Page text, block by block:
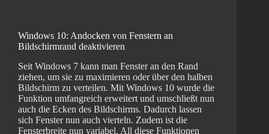
Windows 10: Andocken von Fenstern an
Bildschirmrand deaktivieren
Seit Windows 7 kann man Fenster an den Rand
ziehen, um sie zu maximieren oder über den halben
Bildschirm zu verteilen. Mit Windows 10 wurde die
Funktion umfangreich erweitert und umschließt nun
auch die Ecken des Bildschirms. Dadurch lassen
sich Fenster nun auch vierteln. Zudem ist die
Fensterbreite nun variabel. All diese Funktionen